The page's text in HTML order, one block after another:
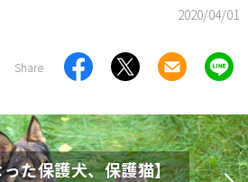
2020/04/01
Share
た保護犬、保護猫】